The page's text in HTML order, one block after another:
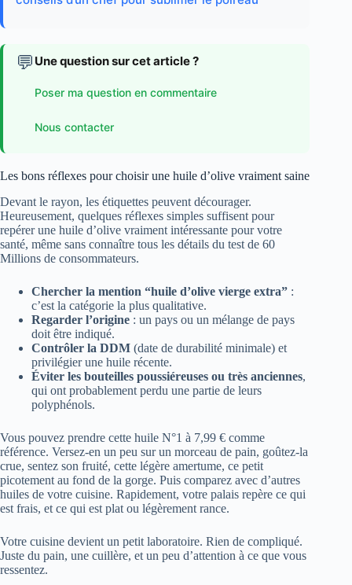
💬 Une question sur cet article ?
Poser ma question en commentaire
Nous contacter
Les bons réflexes pour choisir une huile d’olive vraiment saine
Devant le rayon, les étiquettes peuvent décourager.
Heureusement, quelques réflexes simples suffisent pour
repérer une huile d’olive vraiment intéressante pour votre
santé, même sans connaître tous les détails du test de 60
Millions de consommateurs.
Chercher la mention “huile d’olive vierge extra” :
c’est la catégorie la plus qualitative.
Regarder l’origine : un pays ou un mélange de pays
doit être indiqué.
Contrôler la DDM (date de durabilité minimale) et
privilégier une huile récente.
Éviter les bouteilles poussiéreuses ou très anciennes,
qui ont probablement perdu une partie de leurs
polyphénols.
Vous pouvez prendre cette huile N°1 à 7,99 € comme
référence. Versez-en un peu sur un morceau de pain, goûtez-la
crue, sentez son fruité, cette légère amertume, ce petit
picotement au fond de la gorge. Puis comparez avec d’autres
huiles de votre cuisine. Rapidement, votre palais repère ce qui
est frais, et ce qui est plat ou légèrement rance.
Votre cuisine devient un petit laboratoire. Rien de compliqué.
Juste du pain, une cuillère, et un peu d’attention à ce que vous
ressentez.